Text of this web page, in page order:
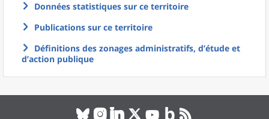
Données statistiques sur ce territoire
Publications sur ce territoire
Définitions des zonages administratifs, d’étude et
d’action publique